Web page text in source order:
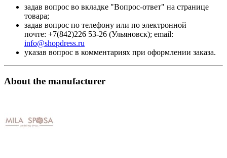
задав вопрос во вкладке "Вопрос-ответ" на странице
товара;
задав вопрос по телефону или по электронной
почте: +7(842)226 53-26 (Ульяновск); email:
info@shopdress.ru
указав вопрос в комментариях при оформлении заказа.
About the manufacturer